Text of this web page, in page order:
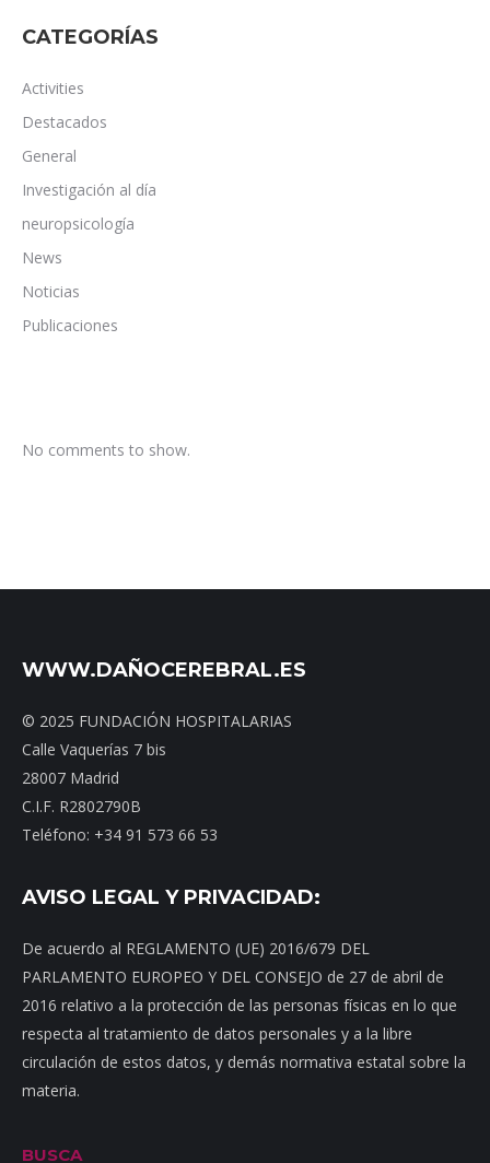
CATEGORÍAS
Activities
Destacados
General
Investigación al día
neuropsicología
News
Noticias
Publicaciones
No comments to show.
WWW.DAÑOCEREBRAL.ES
© 2025 FUNDACIÓN HOSPITALARIAS
Calle Vaquerías 7 bis
28007 Madrid
C.I.F. R2802790B
Teléfono: +34 91 573 66 53
AVISO LEGAL Y PRIVACIDAD:
De acuerdo al REGLAMENTO (UE) 2016/679 DEL
PARLAMENTO EUROPEO Y DEL CONSEJO de 27 de abril de
2016 relativo a la protección de las personas físicas en lo que
respecta al tratamiento de datos personales y a la libre
circulación de estos datos, y demás normativa estatal sobre la
materia.
BUSCA